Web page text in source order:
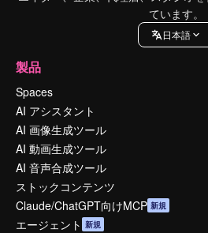
ています。
日本語
製品
Spaces
AI アシスタント
AI 画像生成ツール
AI 動画生成ツール
AI 音声合成ツール
ストックコンテンツ
Claude/ChatGPT向けMCP 新規
エージェント 新規